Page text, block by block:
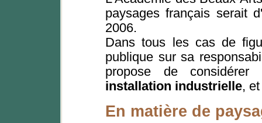
paysages français serait
2006.
Dans tous les cas de
publique sur sa
propose de considérer
installation industrielle,
En matière de